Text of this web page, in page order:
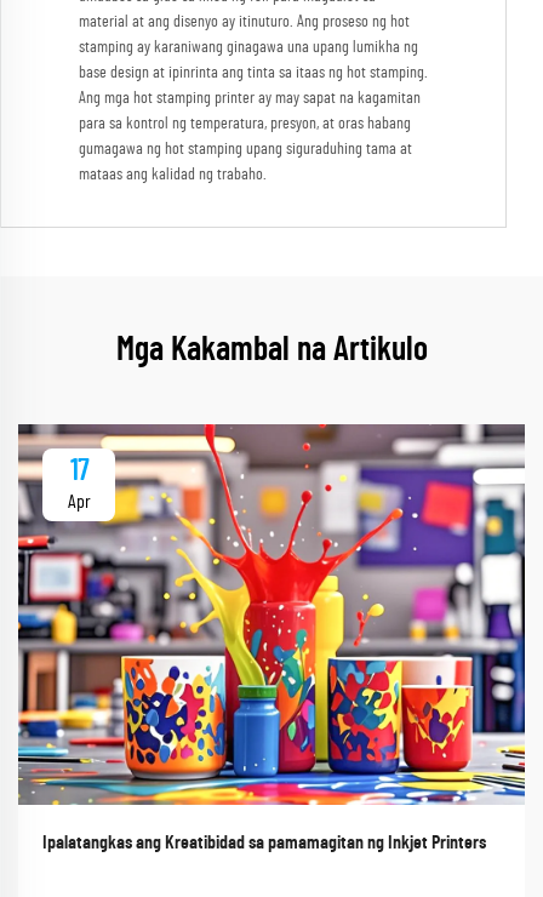
material at ang disenyo ay itinuturo. Ang proseso ng hot
stamping ay karaniwang ginagawa una upang lumikha ng
base design at ipinrinta ang tinta sa itaas ng hot stamping.
Ang mga hot stamping printer ay may sapat na kagamitan
para sa kontrol ng temperatura, presyon, at oras habang
gumagawa ng hot stamping upang siguraduhing tama at
mataas ang kalidad ng trabaho.
Mga Kakambal na Artikulo
17
Apr
Ipalatangkas ang Kreatibidad sa pamamagitan ng Inkjet Printers​